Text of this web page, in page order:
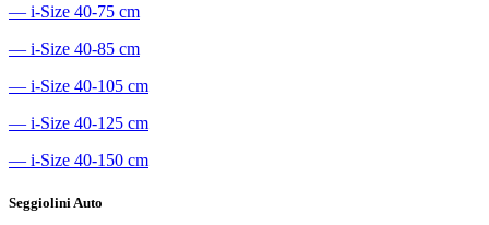
― i-Size 40-75 cm
― i-Size 40-85 cm
― i-Size 40-105 cm
― i-Size 40-125 cm
― i-Size 40-150 cm
Seggiolini Auto